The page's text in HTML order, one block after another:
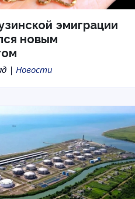
эмиграции
новым
| Новости